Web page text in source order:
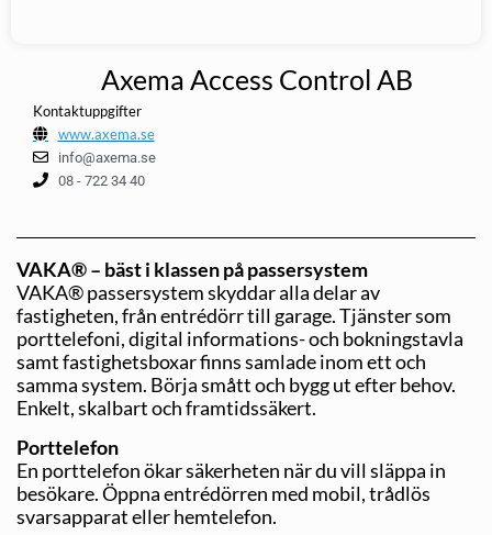
Axema Access Control AB
Kontaktuppgifter
www.axema.se
info@axema.se
08 - 722 34 40
VAKA® – bäst i klassen på passersystem
VAKA® passersystem skyddar alla delar av
fastigheten, från entrédörr till garage. Tjänster som
porttelefoni, digital informations- och bokningstavla
samt fastighetsboxar finns samlade inom ett och
samma system. Börja smått och bygg ut efter behov.
Enkelt, skalbart och framtidssäkert.
Porttelefon
En porttelefon ökar säkerheten när du vill släppa in
besök­are. Öppna entrédörren med mobil, trådlös
svarsapparat eller hemtelefon.